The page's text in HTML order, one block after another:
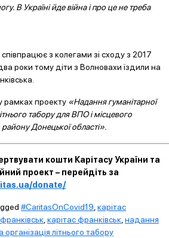
В Україні йде війна і про це не треба
з колегами зі сходу з 2017
роки тому діти з Волновахи їздили на
рамках проекту «Надання гуманітарної
табору для ВПО і місцевого
Донецької області».
кошти Карітасу України та
проект – перейдіть за
donate/
#CaritasOnCovid19 карітас
карітас франківськ надання
літнього табору